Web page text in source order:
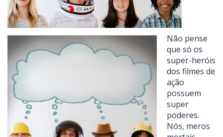
Não pense
que só os
super-heróis
dos filmes de
ação
possuem
super
poderes.
Nós, meros